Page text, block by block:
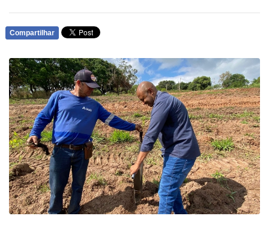
Compartilhar